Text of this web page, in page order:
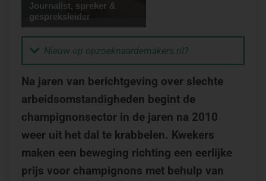
Journalist, spreker &
gespreksleider
Nieuw op opzoeknaardemakers.nl?
Na jaren van berichtgeving over slechte
arbeidsomstandigheden begint de
champignonsector in de jaren na 2010
weer uit het dal te krabbelen. Kwekers
maken een beweging richting een eerlijke
prijs voor champignons met behulp van